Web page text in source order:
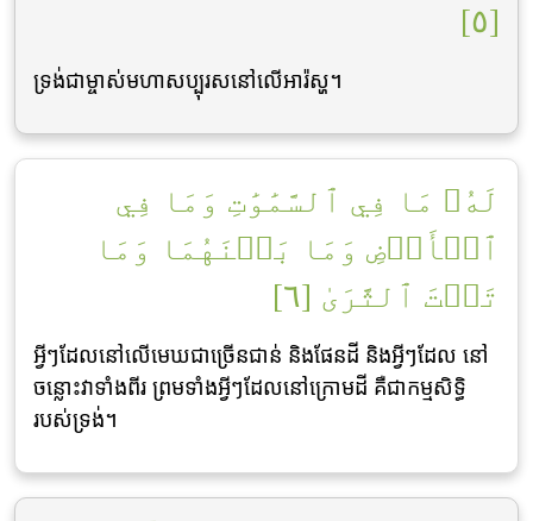
[٥]
ទ្រង់ជាម្ចាស់មហាសប្បុរសនៅលើអារ៉ស្ហ។
لَهُۥ مَا فِي ٱلسَّمَٰوَٰتِ وَمَا فِي
ٱلۡأَرۡضِ وَمَا بَيۡنَهُمَا وَمَا
تَحۡتَ ٱلثَّرَىٰ [٦]
អ្វីៗដែលនៅលើមេឃជាច្រើនជាន់ និងផែនដី និងអ្វីៗដែល នៅ
ចន្លោះវាទាំងពីរ ព្រមទាំងអ្វីៗដែលនៅក្រោមដី គឺជាកម្មសិទ្ធិ
របស់ទ្រង់។